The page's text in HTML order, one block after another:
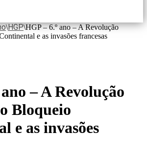
\HGP\HGP – 6.º ano – A Revolução
e as invasões francesas
– A Revolução
Bloqueio
e as invasões